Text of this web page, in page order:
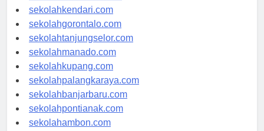
sekolahmakassar.com
sekolahkendari.com
sekolahgorontalo.com
sekolahtanjungselor.com
sekolahmanado.com
sekolahkupang.com
sekolahpalangkaraya.com
sekolahbanjarbaru.com
sekolahpontianak.com